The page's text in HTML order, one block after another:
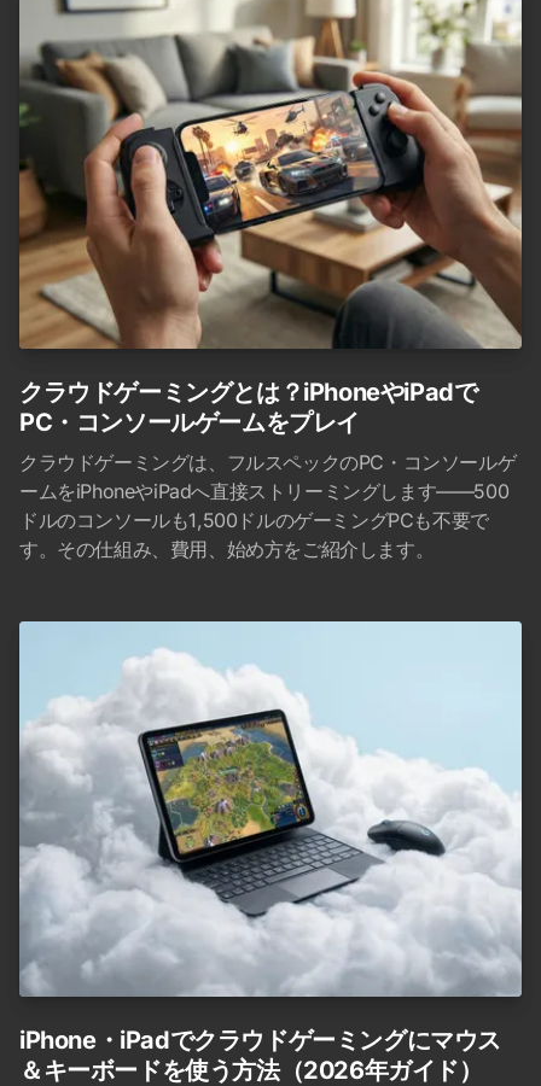
クラウドゲーミングとは？iPhoneやiPadで
PC・コンソールゲームをプレイ
クラウドゲーミングは、フルスペックのPC・コンソールゲ
ームをiPhoneやiPadへ直接ストリーミングします——500
ドルのコンソールも1,500ドルのゲーミングPCも不要で
す。その仕組み、費用、始め方をご紹介します。
iPhone・iPadでクラウドゲーミングにマウス
＆キーボードを使う方法（2026年ガイド）